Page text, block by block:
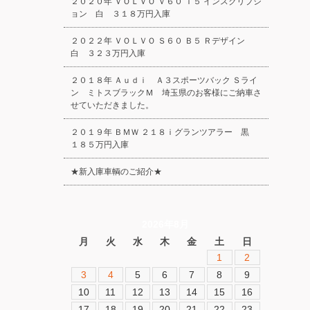
ョン 白 ３１８万円入庫
２０２２年 ＶＯＬＶＯ Ｓ６０ Ｂ５ Ｒデザイン
白 ３２３万円入庫
２０１８年 Ａｕｄｉ Ａ３スポーツバック Ｓライ
ン ミトスブラックＭ 埼玉県のお客様にご納車さ
せていただきました。
２０１９年 ＢＭＷ ２１８ｉグランツアラー 黒
１８５万円入庫
★新入庫車輌のご紹介★
月
火 水 木 金 土
日
1
2
3
4 5 6 7 8
9
10
11 12 13 14 15
16